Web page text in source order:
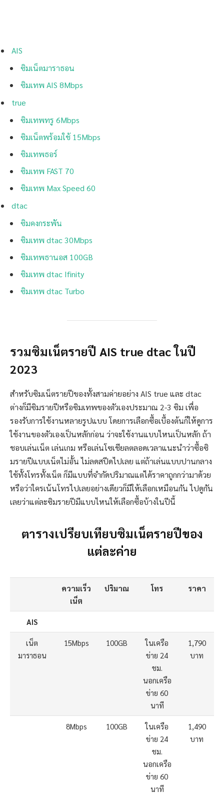
AIS
ซิมเน็ตมาราธอน
ซิมเทพ AIS 8Mbps
true
ซิมเทพ​​ทรู 6Mbps
ซิมเน็ตพร้อมใช้ 15Mbps
ซิมเทพธอร์
ซิมเทพ FAST 70
ซิมเทพ Max Speed 60
dtac
ซิมคงกระพัน
ซิมเทพ dtac 30Mbps
ซิมเทพธานอส 100GB
ซิมเทพ dtac Ifinity
ซิมเทพ dtac Turbo
รวมซิมเน็ตรายปี AIS true dtac ในปี
2023
สำหรับซิมเน็ตรายปีของทั้งสามค่ายอย่าง AIS true และ dtac
ต่างก็มีซิมรายปีหรือซิมเทพของตัวเองประมาณ 2-3 ซิม เพื่อ
รองรับการใช้งานหลายรูปแบบ โดยการเลือกซื้อเบื้องต้นก็ให้ดูการ
ใช้งานของตัวเองเป็นหลักก่อน ว่าจะใช้งานแบบไหนเป็นหลัก ถ้า
ชอบเล่นเน็ต เล่นเกม หรือเล่นโซเชียลตลอดเวลาแนะนำว่าซื้อซิ
มรายปีแบบเน็ตไม่อั้น ไม่ลดสปีดไปเลย แต่ถ้าเล่นแบบปานกลาง
ใช้ทั้งโทรทั้งเน็ต ก็มีแบบที่จำกัดปริมาณแต่ได้ราคาถูกกว่ามาด้วย
หรือว่าใครเน้นโทรไปเลยอย่างเดียวก็มีให้เลือกเหมือนกัน ไปดูกัน
เลยว่าแต่ละซิมรายปีมีแบบไหนให้เลือกซื้อบ้างในปีนี้
ตารางเปรียบเทียบซิมเน็ตรายปีของ
แต่ละค่าย
ความเร็ว
เน็ต
ปริมาณ โทร ราคา
AIS
เน็ต
มาราธอน
15Mbps 100GB
ในเครือ
ข่าย 24
ชม.
นอกเครือ
ข่าย 60
นาที
1,790
บาท
8Mbps 100GB
ในเครือ
ข่าย 24
ชม.
นอกเครือ
ข่าย 60
นาที
1,490
บาท